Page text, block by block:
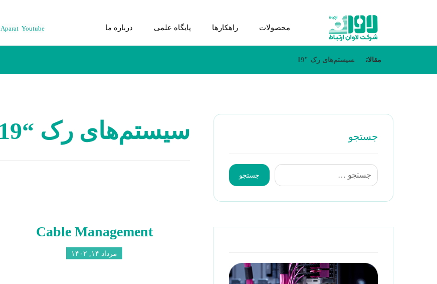
محصولات راهکارها پایگاه علمی درباره ما Aparat Youtube
مقالات سیستم‌های رک "19
سیستم‌های رک “19
Cable Management
مرداد ۱۴, ۱۴۰۲
جستجو
جستجو